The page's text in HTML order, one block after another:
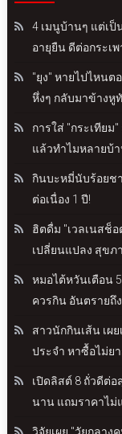
4 เมนูบ้านๆ แต่เป็
อายุยืน ดีต่อกระเ
"ยุง" หายไปไหนต
หึ่งๆ กลับมาข้างหู
การใส่ "กระเทียม
แล้วทำไมหลายบ้
กินบะหมี่นับร้อยช
ต่อเนื่อง 1 ปี!
ฮิตดื่ม "เวลเนสช็
เปลี่ยนแปลง สุขภ
หมอไต้หวันเตือน
ควรกิน อันตรายถึ
สาวนักกินเส้น เผ
ประจำ หาซื้อไม่ยา
เปิดลิสต์ 8 ถั่วดีต่
นาน แถมราคาไม่